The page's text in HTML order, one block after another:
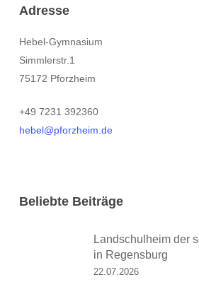
Adresse
Hebel-Gymnasium
Simmlerstr.1
75172 Pforzheim
+49 7231 392360
hebel@pforzheim.de
Beliebte Beiträge
Landschulheim der
in Regensburg
22.07.2026